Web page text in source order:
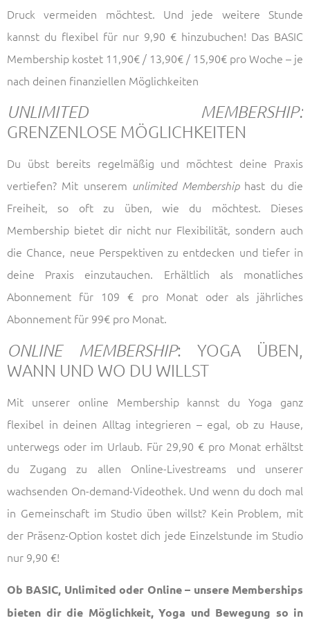
Druck vermeiden möchtest. Und jede weitere Stunde
kannst du flexibel für nur 9,90 € hinzubuchen! Das BASIC
Membership kostet 11,90€ / 13,90€ / 15,90€ pro Woche – je
nach deinen finanziellen Möglichkeiten
UNLIMITED MEMBERSHIP:
GRENZENLOSE MÖGLICHKEITEN
Du übst bereits regelmäßig und möchtest deine Praxis
vertiefen? Mit unserem unlimited Membershiphast du die
Freiheit, so oft zu üben, wie du möchtest. Dieses
Membership bietet dir nicht nur Flexibilität, sondern auch
die Chance, neue Perspektiven zu entdecken und tiefer in
deine Praxis einzutauchen. Erhältlich als monatliches
Abonnement für 109 € pro Monat oder als jährliches
Abonnement für 99€ pro Monat.
ONLINE MEMBERSHIP: YOGA ÜBEN,
WANN UND WO DU WILLST
Mit unserer online Membership kannst du Yoga ganz
flexibel in deinen Alltag integrieren – egal, ob zu Hause,
unterwegs oder im Urlaub. Für 29,90 € pro Monat erhältst
du Zugang zu allen Online-Livestreams und unserer
wachsenden On-demand-Videothek. Und wenn du doch mal
in Gemeinschaft im Studio üben willst? Kein Problem, mit
der Präsenz-Option kostet dich jede Einzelstunde im Studio
nur 9,90 €!
Ob BASIC, Unlimited oder Online – unsere Memberships
bieten dir die Möglichkeit, Yoga und Bewegung so in